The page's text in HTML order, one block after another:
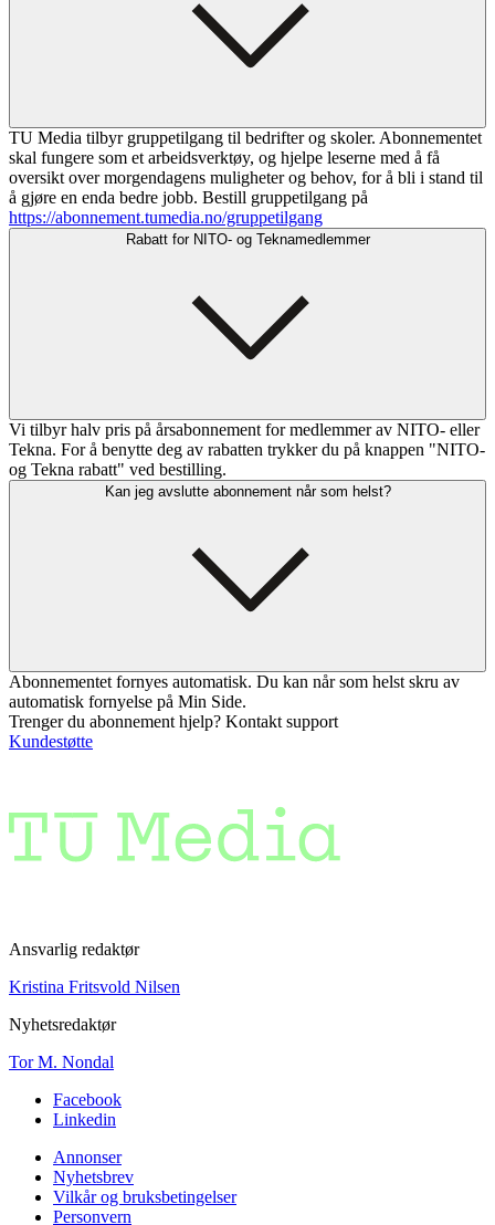
TU Media tilbyr gruppetilgang til bedrifter og skoler. Abonnementet
skal fungere som et arbeidsverktøy, og hjelpe leserne med å få
oversikt over morgendagens muligheter og behov, for å bli i stand til
å gjøre en enda bedre jobb. Bestill gruppetilgang på
https://abonnement.tumedia.no/gruppetilgang
Rabatt for NITO- og Teknamedlemmer
Vi tilbyr halv pris på årsabonnement for medlemmer av NITO- eller
Tekna. For å benytte deg av rabatten trykker du på knappen "NITO-
og Tekna rabatt" ved bestilling.
Kan jeg avslutte abonnement når som helst?
Abonnementet fornyes automatisk. Du kan når som helst skru av
automatisk fornyelse på Min Side.
Trenger du abonnement hjelp? Kontakt support
Kundestøtte
Ansvarlig redaktør
Kristina Fritsvold Nilsen
Nyhetsredaktør
Tor M. Nondal
Facebook
Linkedin
Annonser
Nyhetsbrev
Vilkår og bruksbetingelser
Personvern